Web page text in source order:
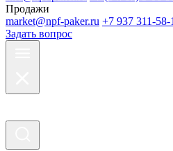
Продажи
market@npf-paker.ru +7 937 311-58-
Задать вопрос